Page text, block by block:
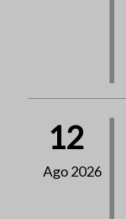
12
Ago 2026